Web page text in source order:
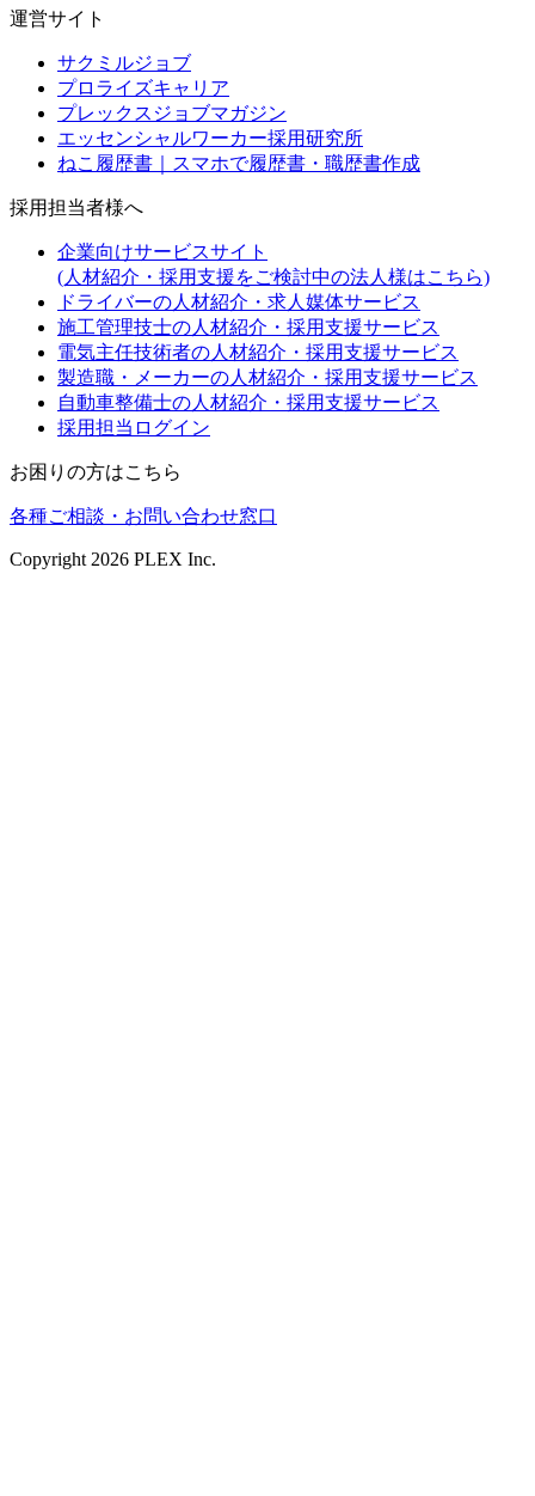
運営サイト
サクミルジョブ
プロライズキャリア
プレックスジョブマガジン
エッセンシャルワーカー採用研究所
ねこ履歴書｜スマホで履歴書・職歴書作成
採用担当者様へ
企業向けサービスサイト
(人材紹介・採用支援をご検討中の法人様はこちら)
ドライバーの人材紹介・求人媒体サービス
施工管理技士の人材紹介・採用支援サービス
電気主任技術者の人材紹介・採用支援サービス
製造職・メーカーの人材紹介・採用支援サービス
自動車整備士の人材紹介・採用支援サービス
採用担当ログイン
お困りの方はこちら
各種ご相談・お問い合わせ窓口
Copyright 2026 PLEX Inc.